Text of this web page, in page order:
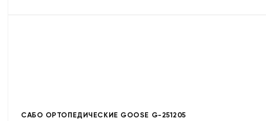
САБО ОРТОПЕДИЧЕСКИЕ GOOSE G-251205